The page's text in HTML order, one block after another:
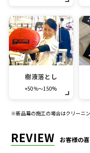
樹液落とし
+50％～150%
※新品幕の施工の場合はクリーニ
REVIEW お客様の